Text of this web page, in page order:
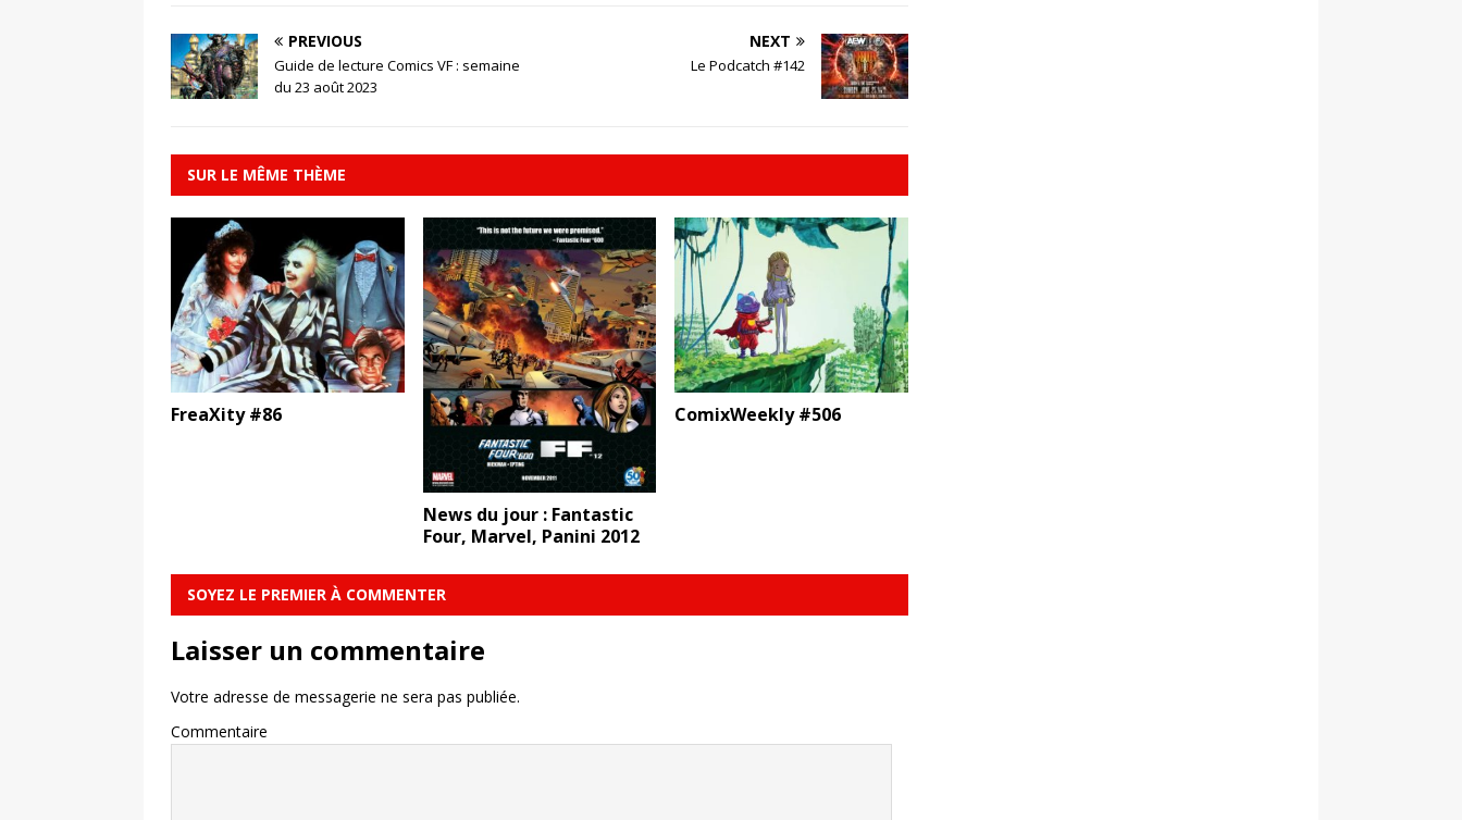
PREVIOUS
Guide de lecture Comics VF : semaine
du 23 août 2023
NEXT
Le Podcatch #142
SUR LE MÊME THÈME
FreaXity #86
News du jour : Fantastic
Four, Marvel, Panini 2012
ComixWeekly #506
SOYEZ LE PREMIER À COMMENTER
Laisser un commentaire
Votre adresse de messagerie ne sera pas publiée.
Commentaire